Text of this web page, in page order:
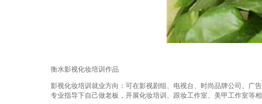
衡水影视化妆培训作品
影视化妆培训就业方向：可在影视剧组、电视台、时尚品牌公司、广
专业指导下自己做老板，开展化妆培训、跟妆工作室、美甲工作室等相